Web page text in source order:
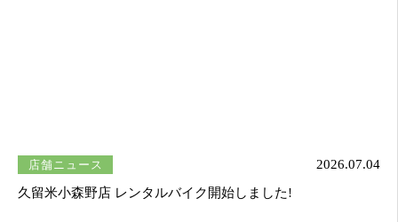
店舗ニュース
2026.07.04
久留米小森野店 レンタルバイク開始しました!